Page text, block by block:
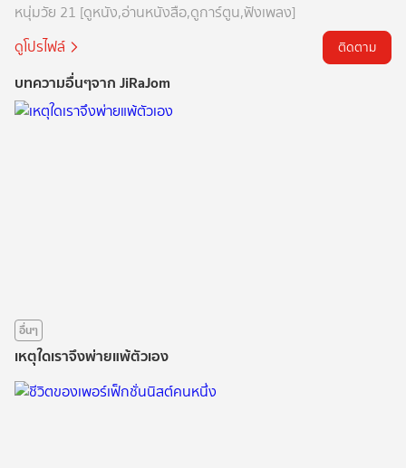
หนุ่มวัย 21 [ดูหนัง,อ่านหนังสือ,ดูการ์ตูน,ฟังเพลง]
ดูโปรไฟล์
ติดตาม
บทความอื่นๆจาก JiRaJom
อื่นๆ
เหตุใดเราจึงพ่ายแพ้ตัวเอง